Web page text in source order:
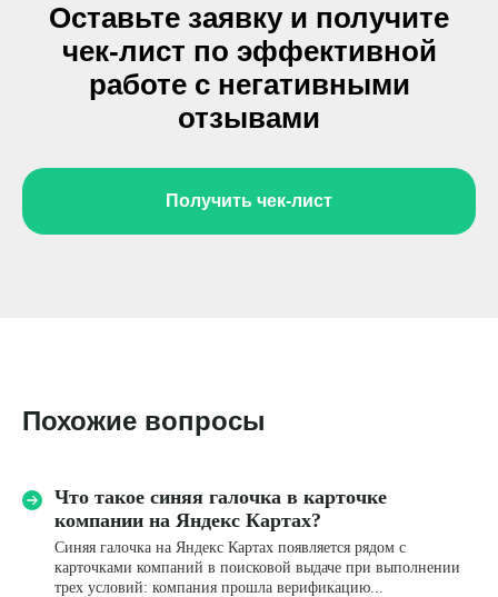
Оставьте заявку и получите
чек-лист по эффективной
работе с негативными
отзывами
Получить чек-лист
Похожие вопросы
Что такое синяя галочка в карточке
компании на Яндекс Картах?
Синяя галочка на Яндекс Картах появляется рядом с
карточками компаний в поисковой выдаче при выполнении
трех условий: компания прошла верификацию...
Название компании